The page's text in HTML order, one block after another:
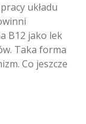
układu
B12 jako lek
Taka forma
Co jeszcze